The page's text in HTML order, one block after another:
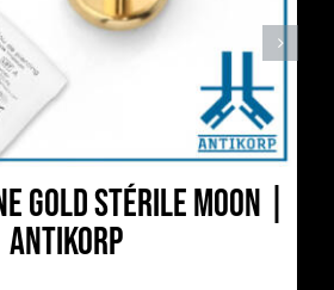
Gold Stérile Moon |
Antikorp